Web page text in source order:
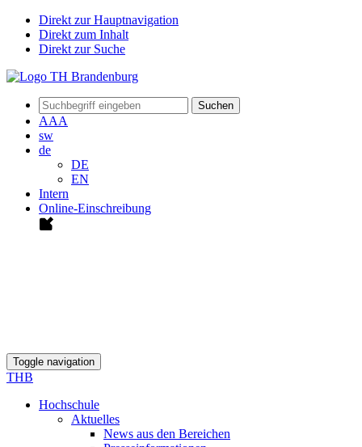
Direkt zur Hauptnavigation
Direkt zum Inhalt
Direkt zur Suche
Suchen
AAA
sw
de
DE
EN
Intern
Online-Einschreibung
Toggle navigation
THB
Hochschule
Aktuelles
News aus den Bereichen